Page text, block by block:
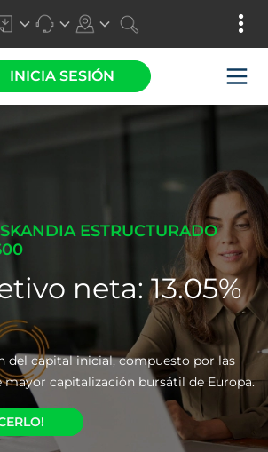
INICIA SESIÓN
ESTRUCTURADO
neta: 13.05%
del capital inicial, compuesto por las
mayor capitalización bursátil de Europa.